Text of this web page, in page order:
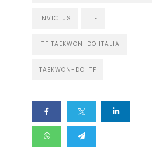
Home
INVICTUS ITF
ITF TAEKWON-DO ITALIA
TAEKWON-DO ITF